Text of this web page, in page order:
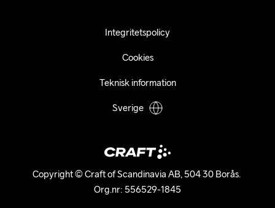
Copyright © Craft of Scandinavia AB, 504 30 Borås.
Org.nr: 556529-1845
Integritetspolicy
Cookies
Teknisk information
Sverige